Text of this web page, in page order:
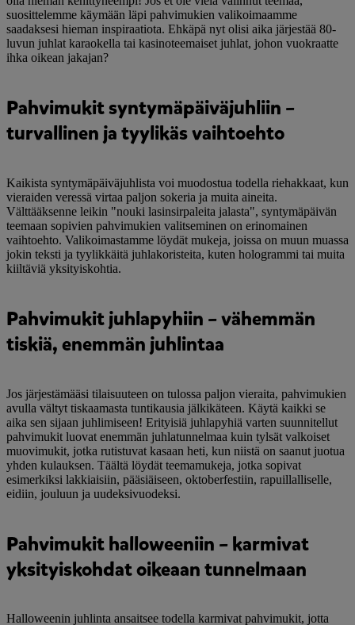
suosittelemme käymään läpi pahvimukien valikoimaamme
saadaksesi hieman inspiraatiota. Ehkäpä nyt olisi aika järjestää 80-
luvun juhlat karaokella tai kasinoteemaiset juhlat, johon vuokraatte
ihka oikean jakajan?
Pahvimukit syntymäpäiväjuhliin –
turvallinen ja tyylikäs vaihtoehto
Kaikista syntymäpäiväjuhlista voi muodostua todella riehakkaat, kun
vieraiden veressä virtaa paljon sokeria ja muita aineita.
Välttääksenne leikin "nouki lasinsirpaleita jalasta", syntymäpäivän
teemaan sopivien pahvimukien valitseminen on erinomainen
vaihtoehto. Valikoimastamme löydät mukeja, joissa on muun muassa
jokin teksti ja tyylikkäitä juhlakoristeita, kuten hologrammi tai muita
kiiltäviä yksityiskohtia.
Pahvimukit juhlapyhiin – vähemmän
tiskiä, enemmän juhlintaa
Jos järjestämääsi tilaisuuteen on tulossa paljon vieraita, pahvimukien
avulla vältyt tiskaamasta tuntikausia jälkikäteen. Käytä kaikki se
aika sen sijaan juhlimiseen! Erityisiä juhlapyhiä varten suunnitellut
pahvimukit luovat enemmän juhlatunnelmaa kuin tylsät valkoiset
muovimukit, jotka rutistuvat kasaan heti, kun niistä on saanut juotua
yhden kulauksen. Täältä löydät teemamukeja, jotka sopivat
esimerkiksi lakkiaisiin, pääsiäiseen, oktoberfestiin, rapuillalliselle,
eidiin, jouluun ja uudeksivuodeksi.
Pahvimukit halloweeniin – karmivat
yksityiskohdat oikeaan tunnelmaan
Halloweenin juhlinta ansaitsee todella karmivat pahvimukit, jotta